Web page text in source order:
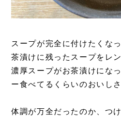
スープが完全に付けたくな
茶漬けに残ったスープをレ
濃厚スープがお茶漬けにな
ー食べてるくらいのおいし
体調が万全だったのか、つ